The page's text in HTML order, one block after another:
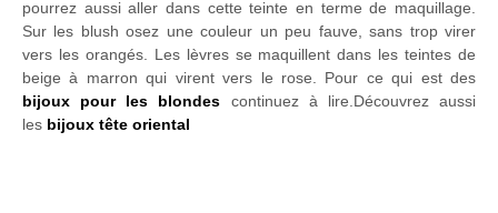
pourrez aussi aller dans cette teinte en terme de maquillage.
Sur les blush osez une couleur un peu fauve, sans trop virer
vers les orangés. Les lèvres se maquillent dans les teintes de
beige à marron qui virent vers le rose. Pour ce qui est des
bijoux pour les blondes continuez à lire.Découvrez aussi
les bijoux tête oriental